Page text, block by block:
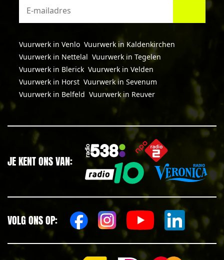
Vuurwerk in Venlo Vuurwerk in Kaldenkirchen
Vuurwerk in Nettelal Vuurwerk in Tegelen
Vuurwerk in Blerick Vuurwerk in Velden
Vuurwerk in Horst Vuurwerk in Sevenum
Vuurwerk in Belfeld Vuurwerk in Reuver
JE KENT ONS VAN:
VOLG ONS OP: